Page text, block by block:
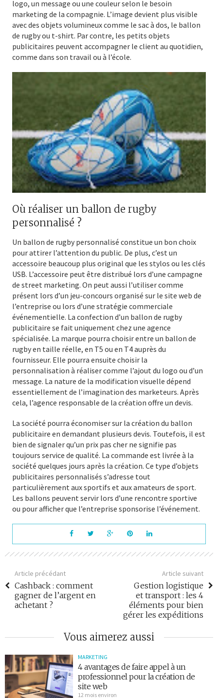
logo, un message ou une couleur selon le besoin
marketing de la compagnie. L’image devient plus visible
avec des objets volumineux comme le sac à dos, le ballon
de rugby ou t-shirt. Par contre, les petits objets
publicitaires peuvent accompagner le client au quotidien,
comme dans son travail ou à l’école.
Où réaliser un ballon de rugby
personnalisé ?
Un ballon de rugby personnalisé constitue un bon choix
pour attirer l’attention du public. De plus, c’est un
accessoire beaucoup plus original que les stylos ou les clés
USB. L’accessoire peut être distribué lors d’une campagne
de street marketing. On peut aussi l’utiliser comme
présent lors d’un jeu-concours organisé sur le site web de
l’entreprise ou lors d’une stratégie commerciale
événementielle. La confection d’un ballon de rugby
publicitaire se fait uniquement chez une agence
spécialisée. La marque pourra choisir entre un ballon de
rugby en taille réelle, en T5 ou en T4 auprès du
fournisseur. Elle pourra ensuite choisir la
personnalisation à réaliser comme l’ajout du logo ou d’un
message. La nature de la modification visuelle dépend
essentiellement de l’imagination des marketeurs. Après
cela, l’agence responsable de la création offre un devis.
La société pourra économiser sur la création du ballon
publicitaire en demandant plusieurs devis. Toutefois, il est
bien de signaler qu’un prix pas cher ne signifie pas
toujours service de qualité. La commande est livrée à la
société quelques jours après la création. Ce type d’objets
publicitaires personnalisés s’adresse tout
particulièrement aux sportifs et aux amateurs de sport.
Les ballons peuvent servir lors d’une rencontre sportive
ou pour afficher que l’entreprise sponsorise l’événement.
Article précédant
Cashback : comment
gagner de l’argent en
achetant ?
Article suivant
Gestion logistique
et transport : les 4
éléments pour bien
gérer les expéditions
Vous aimerez aussi
MARKETING
4 avantages de faire appel à un
professionnel pour la création de
site web
12 mois environ